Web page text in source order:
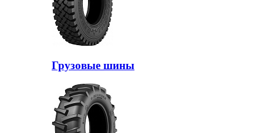
Грузовые шины